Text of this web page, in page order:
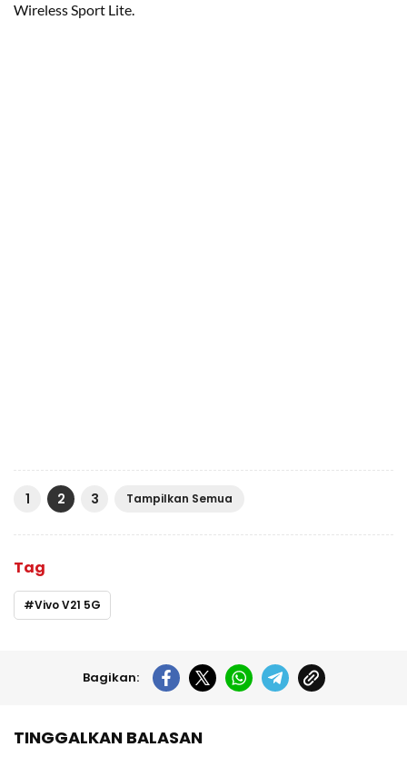
Wireless Sport Lite.
1 2 3 Tampilkan Semua
Tag
Vivo V21 5G
Bagikan:
TINGGALKAN BALASAN